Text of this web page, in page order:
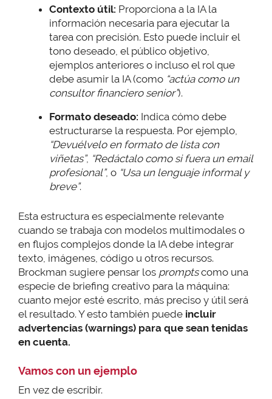
Contexto útil: Proporciona a la IA la
información necesaria para ejecutar la
tarea con precisión. Esto puede incluir el
tono deseado, el público objetivo,
ejemplos anteriores o incluso el rol que
debe asumir la IA (como “actúa como un
consultor financiero senior”).
Formato deseado: Indica cómo debe
estructurarse la respuesta. Por ejemplo,
“Devuélvelo en formato de lista con
viñetas”, “Redáctalo como si fuera un email
profesional”, o “Usa un lenguaje informal y
breve”.
Esta estructura es especialmente relevante
cuando se trabaja con modelos multimodales o
en flujos complejos donde la IA debe integrar
texto, imágenes, código u otros recursos.
Brockman sugiere pensar los promptscomo una
especie de briefing creativo para la máquina:
cuanto mejor esté escrito, más preciso y útil será
el resultado. Y esto también puede incluir
advertencias (warnings) para que sean tenidas
en cuenta.
Vamos con un ejemplo
En vez de escribir.